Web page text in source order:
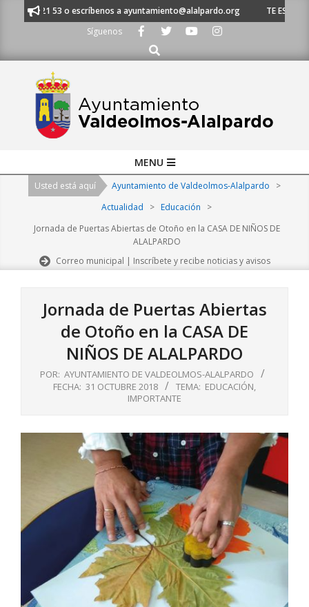
91 620 21 53 o escríbenos a ayuntamiento@alalpardo.org
TE
Síguenos
Buscar
Navigation
MENU
Usted está aquí Ayuntamiento de Valdeolmos-Alalpardo
>
Actualidad
> Educación
>
Jornada de Puertas Abiertas de Otoño en la CASA DE NIÑOS DE
ALALPARDO
Correo municipal | Inscríbete y recibe noticias y avisos
Jornada de Puertas Abiertas
de Otoño en la CASA DE
NIÑOS DE ALALPARDO
POR: AYUNTAMIENTO DE VALDEOLMOS-ALALPARDO
FECHA: 31 OCTUBRE 2018 TEMA: EDUCACIÓN,
IMPORTANTE